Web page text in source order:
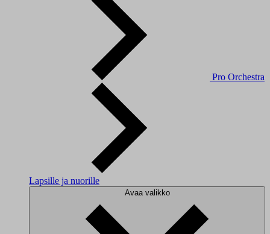
Pro Orchestra
Lapsille ja nuorille
Avaa valikko